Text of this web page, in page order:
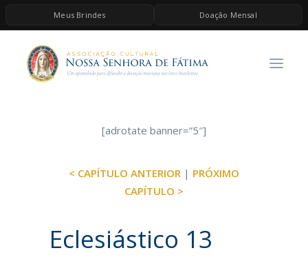
Meus Brindes Doação Mensal
HOME
A ASSOCIAÇÃO
ESPIRITUALIDADE
BRINDES
[adrotate banner=”5″]
< CAPÍTULO ANTERIOR | PRÓXIMO
CAPÍTULO >
Eclesiástico 13